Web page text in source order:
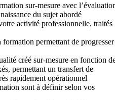
sur-mesure avec
du sujet abordé
activité professionnelle, traités
permettant de progresser
créé sur-mesure en fonction
permettant un transfert de
rapidement opérationnel
sont à définir selon vos